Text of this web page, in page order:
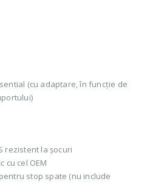
(cu adaptare, în funcție de
rezistent la șocuri
cu cel OEM
stop spate (nu include